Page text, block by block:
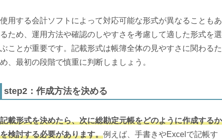
使用する会計ソフトによって対応可能な形式が異なることもあ
るため、運用方法や確認のしやすさを考慮して適した形式を選
ぶことが重要です。記載形式は帳簿全体の見やすさに関わるた
め、最初の段階で慎重に判断しましょう。
step2：作成方法を決める
記載形式を決めたら、次に総勘定元帳をどのように作成するか
を検討する必要があります。例えば、手書きやExcelで記帳す